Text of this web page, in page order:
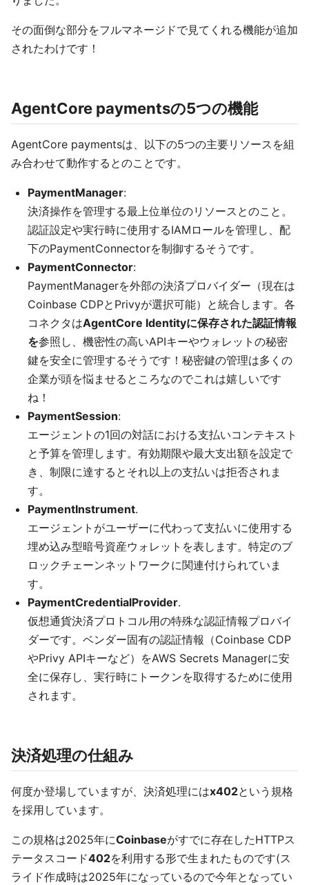
その面倒な部分をフルマネージドで見てくれる機能が追加
されたわけです！
AgentCore paymentsの5つの機能
AgentCore paymentsは、以下の5つの主要リソースを組
み合わせて動作するとのことです。
PaymentManager:
決済操作を管理する最上位単位のリソースとのこと。
認証設定や実行時に使用するIAMロールを管理し、配
下のPaymentConnectorを制御するそうです。
PaymentConnector:
PaymentManagerを外部の決済プロバイダー（現在は
Coinbase CDPとPrivyが選択可能）と統合します。各
コネクタはAgentCore Identityに保存された認証情報
を参照し、機密性の高いAPIキーやウォレットの秘密
鍵を安全に管理するそうです！秘密鍵の管理は多くの
企業が頭を悩ませるところなのでこれは嬉しいです
ね！
PaymentSession:
エージェントの1回の対話における支払いコンテキスト
と予算を管理します。有効期限や最大支出額を設定で
き、制限に達するとそれ以上の支払いは拒否されま
す。
PaymentInstrument.
エージェントがユーザーに代わって支払いに使用する
埋め込み型暗号資産ウォレットを表します。特定のブ
ロックチェーンネットワークに関連付けられていま
す。
PaymentCredentialProvider.
仮想通貨決済プロトコル用の特殊な認証情報プロバイ
ダーです。ベンダー固有の認証情報（Coinbase CDP
やPrivy APIキーなど）をAWS Secrets Managerに安
全に保存し、実行時にトークンを取得するために使用
されます。
決済処理の仕組み
何度か登場していますが、決済処理にはx402という規格
を採用しています。
この規格は2025年にCoinbaseがすでに存在したHTTPス
テータスコード402を利用する形で生まれたものです(ス
ライド作成時は2025年になっているので今年となってい